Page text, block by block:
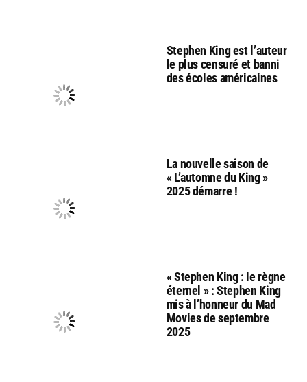
Stephen King est l’auteur
le plus censuré et banni
des écoles américaines
La nouvelle saison de
« L’automne du King »
2025 démarre !
« Stephen King : le règne
éternel » : Stephen King
mis à l’honneur du Mad
Movies de septembre
2025